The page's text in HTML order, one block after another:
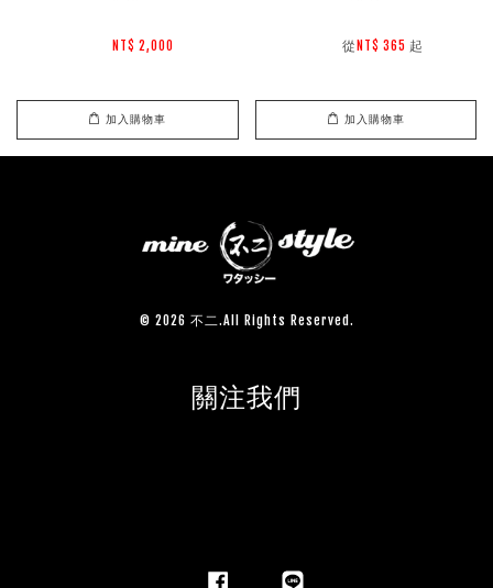
NT$ 2,000
加入購物車
        從
NT$ 365 起
加入購物車
© 2026 不二.All Rights Reserved.
關注我們